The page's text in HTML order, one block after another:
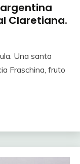
Claretiana.
Una santa
Fraschina, fruto